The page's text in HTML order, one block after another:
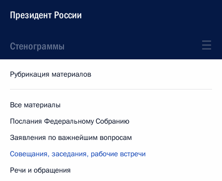
Президент России
Стенограммы
Рубрикация материалов
Все материалы
Послания Федеральному Собранию
Заявления по важнейшим вопросам
Совещания, заседания, рабочие встречи
Речи и обращения